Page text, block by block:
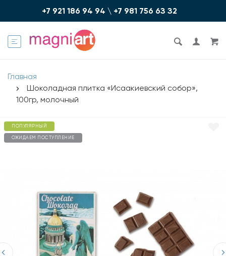
+7 921 186 94 94 \ +7 981 756 6З З2
Главная
Шоколадная плитка «Исаакиевский собор»,
100гр, молочный
ПОПУЛЯРНЫЙ
ОЖИДАЕМ ПОСТУПЛЕНИЕ